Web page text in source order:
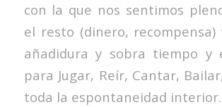
con la que nos sentimos
el resto (dinero,
añadidura y sobra tiempo y
para Jugar, Reír, Cantar,
toda la espontaneidad interior.